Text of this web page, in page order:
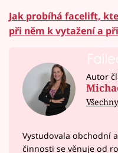
Jak probíhá facelift,
při něm k vytažení a
Autor
Vystudovala obchodní
činnosti se věnuje od